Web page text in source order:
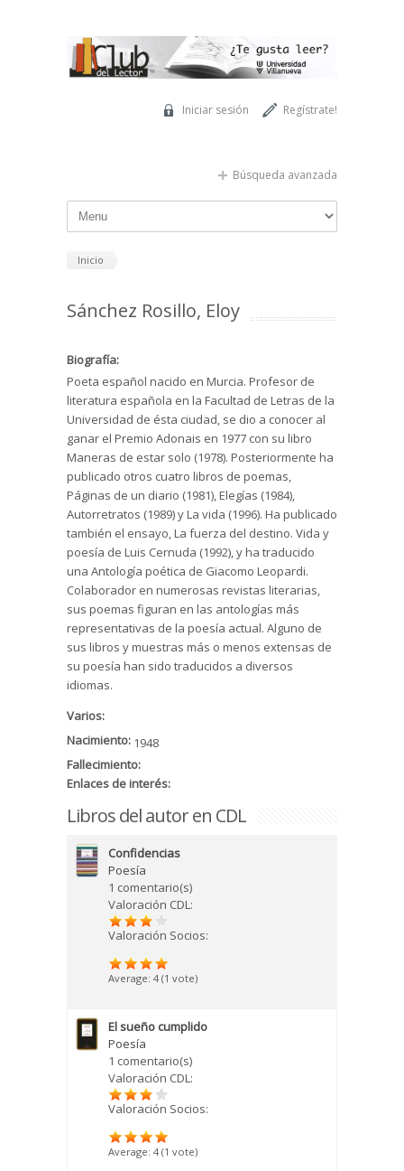
Regístrate!
Iniciar sesión
Búsqueda avanzada
Inicio
Sánchez Rosillo, Eloy
Biografía:
Poeta español nacido en Murcia. Profesor de
literatura española en la Facultad de Letras de la
Universidad de ésta ciudad, se dio a conocer al
ganar el Premio Adonais en 1977 con su libro
Maneras de estar solo (1978). Posteriormente ha
publicado otros cuatro libros de poemas,
Páginas de un diario (1981), Elegías (1984),
Autorretratos (1989) y La vida (1996). Ha publicado
también el ensayo, La fuerza del destino. Vida y
poesía de Luis Cernuda (1992), y ha traducido
una Antología poética de Giacomo Leopardi.
Colaborador en numerosas revistas literarias,
sus poemas figuran en las antologías más
representativas de la poesía actual. Alguno de
sus libros y muestras más o menos extensas de
su poesía han sido traducidos a diversos
idiomas.
Varios:
Nacimiento: 1948
Fallecimiento:
Enlaces de interés:
Libros del autor en CDL
Confidencias
Poesía
1 comentario(s)
Valoración CDL:
Valoración Socios:
Average: 4 (1 vote)
El sueño cumplido
Poesía
1 comentario(s)
Valoración CDL:
Valoración Socios:
Average: 4 (1 vote)